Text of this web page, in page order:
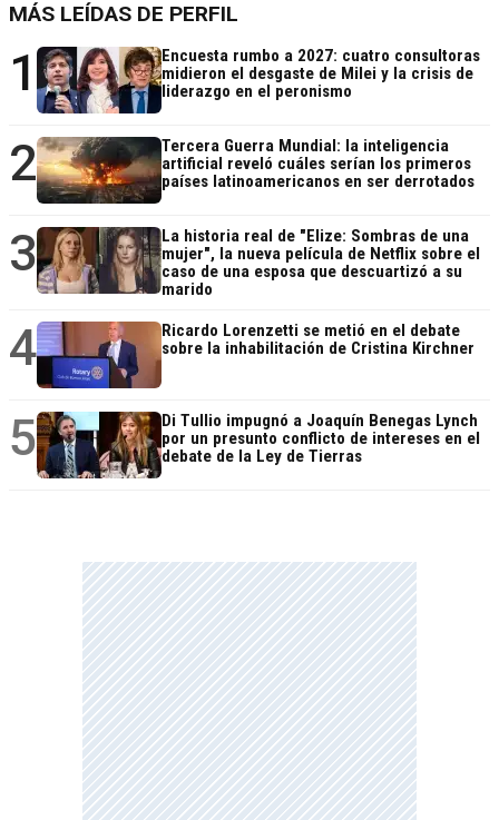
MÁS LEÍDAS DE PERFIL
1
Encuesta rumbo a 2027: cuatro consultoras
midieron el desgaste de Milei y la crisis de
liderazgo en el peronismo
2
Tercera Guerra Mundial: la inteligencia
artificial reveló cuáles serían los primeros
países latinoamericanos en ser derrotados
3
La historia real de "Elize: Sombras de una
mujer", la nueva película de Netflix sobre el
caso de una esposa que descuartizó a su
marido
4
Ricardo Lorenzetti se metió en el debate
sobre la inhabilitación de Cristina Kirchner
5
Di Tullio impugnó a Joaquín Benegas Lynch
por un presunto conflicto de intereses en el
debate de la Ley de Tierras